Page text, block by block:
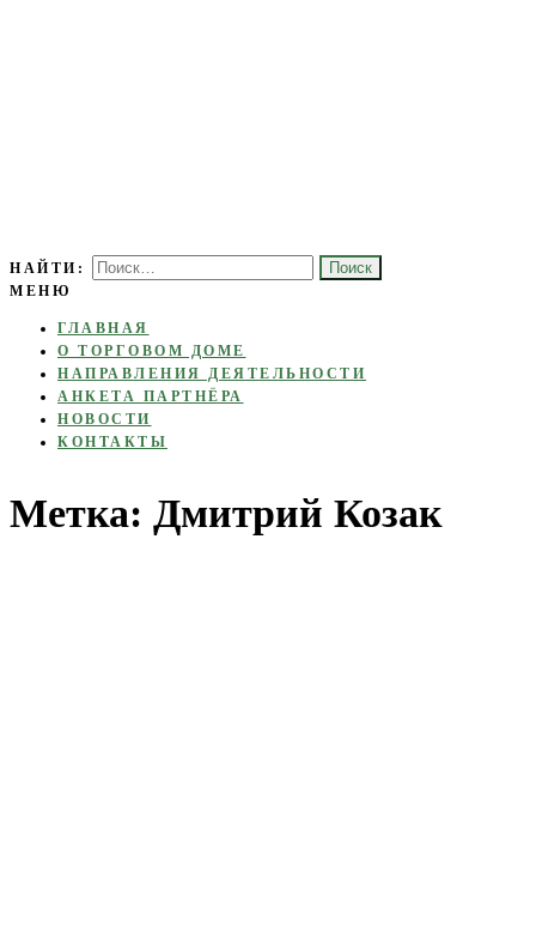
ТОРГОВЫЙ ДОМ
«МОЛДАВИЯ»
Торговый дом основан с целью развития торгово-экономических,
культурных, социальных и туристических связей между Россией и
Молдовой.
НАЙТИ:
МЕНЮ
ГЛАВНАЯ
О ТОРГОВОМ ДОМЕ
НАПРАВЛЕНИЯ ДЕЯТЕЛЬНОСТИ
АНКЕТА ПАРТНЁРА
НОВОСТИ
КОНТАКТЫ
Метка: Дмитрий Козак